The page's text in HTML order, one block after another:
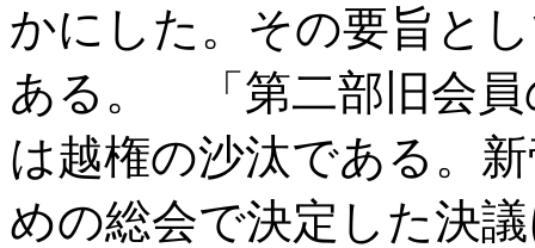
かにした。その要旨と
ある。 「第二部旧会員
は越権の沙汰である。
めの総会で決定した決